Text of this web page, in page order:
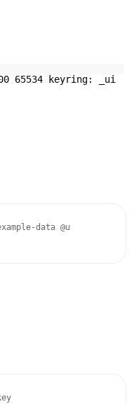
65534 keyring: _ui
data @u